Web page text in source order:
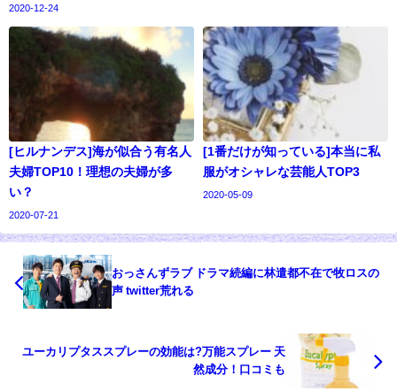
2020-12-24
[ヒルナンデス]海が似合う有名人
夫婦TOP10！理想の夫婦が多
い？
2020-07-21
[1番だけが知っている]本当に私
服がオシャレな芸能人TOP3
2020-05-09
おっさんずラブ ドラマ続編に林遣都不在で牧ロスの
声 twitter荒れる
ユーカリプタススプレーの効能は?万能スプレー 天
然成分！口コミも